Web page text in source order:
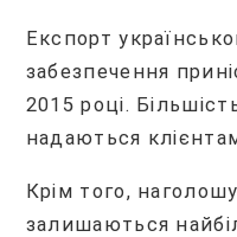
Експорт
забезпечення
2015 році.
надаються
Крім того,
залишаються